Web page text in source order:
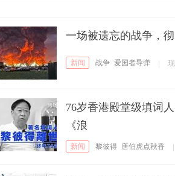
一场被遗忘的战争，
新闻 战争 爱国者导弹
76岁香港殿堂级填词
《浪
新闻 黎彼得 唐伯虎点秋香